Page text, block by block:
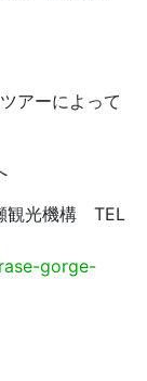
アーによって
観光機構 TEL
gorge-